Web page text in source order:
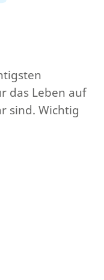
das Leben auf
sind. Wichtig